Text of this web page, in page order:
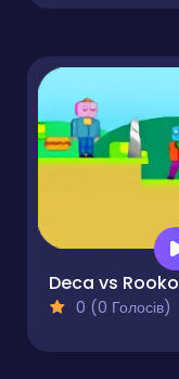
Deca vs Rooko
0 (0 Голосів)